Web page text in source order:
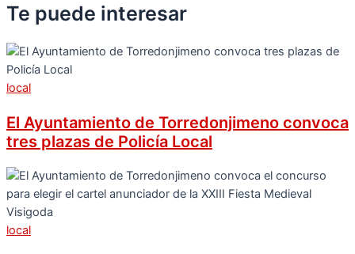
Te puede interesar
local
El Ayuntamiento de Torredonjimeno convoca
tres plazas de Policía Local
local